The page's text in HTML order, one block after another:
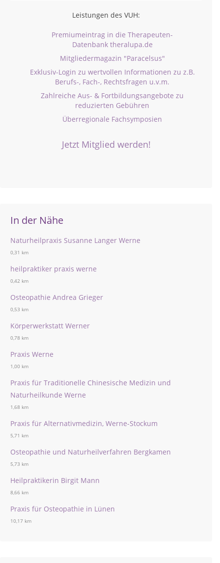
Leistungen des VUH:
Premiumeintrag in die Therapeuten-
Datenbank theralupa.de
Mitgliedermagazin "Paracelsus"
Exklusiv-Login zu wertvollen Informationen zu z.B.
Berufs-, Fach-, Rechtsfragen u.v.m.
Zahlreiche Aus- & Fortbildungsangebote zu
reduzierten Gebühren
Überregionale Fachsymposien
Jetzt Mitglied werden!
In der Nähe
Naturheilpraxis Susanne Langer Werne
0,31 km
heilpraktiker praxis werne
0,42 km
Osteopathie Andrea Grieger
0,53 km
Körperwerkstatt Werner
0,78 km
Praxis Werne
1,00 km
Praxis für Traditionelle Chinesische Medizin und
Naturheilkunde Werne
1,68 km
Praxis für Alternativmedizin, Werne-Stockum
5,71 km
Osteopathie und Naturheilverfahren Bergkamen
5,73 km
Heilpraktikerin Birgit Mann
8,66 km
Praxis für Osteopathie in Lünen
10,17 km